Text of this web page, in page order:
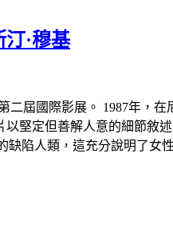
汀·穆基
屆國際影展。 1987年，在
以堅定但善解人意的細節敘
陷人類，這充分說明了女